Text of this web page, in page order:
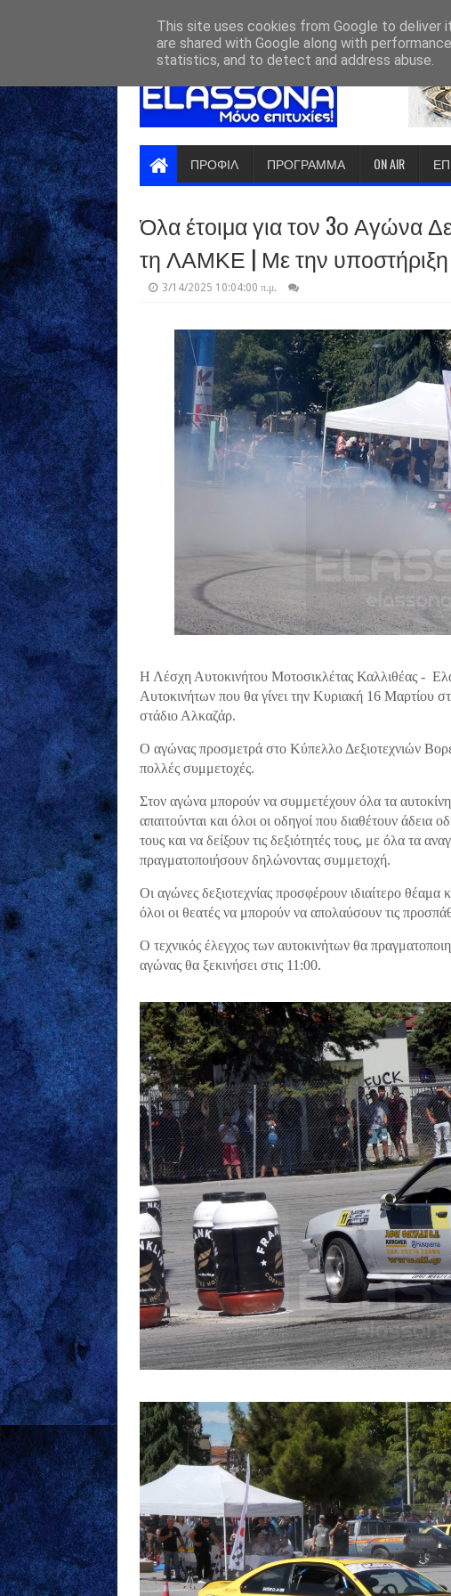
ΠΡΟΦΙΛ ΠΡΟΓΡΑΜΜΑ ON AIR
Όλα έτοιμα για τον 3ο Αγώνα
τη ΛΑΜΚΕ | Με την
3/14/2025 10:04:00 π.μ.
Η Λέσχη Αυτοκινήτου Μοτοσικλέτας Καλλιθέας -
Αυτοκινήτων που θα γίνει την Κυριακή 16 Μαρτίου
στάδιο Αλκαζάρ.
Ο αγώνας προσμετρά στο Κύπελλο Δεξιοτεχνιών
πολλές συμμετοχές.
Στον αγώνα μπορούν να συμμετέχουν όλα τα
απαιτούνται και όλοι οι οδηγοί που διαθέτουν άδεια
τους και να δείξουν τις δεξιότητές τους, με όλα τα
πραγματοποιήσουν δηλώνοντας συμμετοχή.
Οι αγώνες δεξιοτεχνίας προσφέρουν ιδιαίτερο
όλοι οι θεατές να μπορούν να απολαύσουν τις
Ο τεχνικός έλεγχος των αυτοκινήτων θα
αγώνας θα ξεκινήσει στις 11:00.
This site uses cookies from Google to deliver
are shared with Google along with
statistics, and to detect and address abuse.